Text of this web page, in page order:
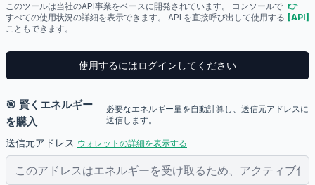
このツールは当社のAPI事業をベースに開発されています。 コンソールで
すべての使用状況の詳細を表示できます。 API を直接呼び出して使用する
こともできます。
👉
[API]
使用するにはログインしてください
🎯 賢くエネルギー
を購入
必要なエネルギー量を自動計算し、送信元アドレスに
送信します。
送信元アドレス ウォレットの詳細を表示する